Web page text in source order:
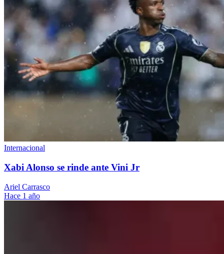
Internacional
Xabi Alonso se rinde ante Vini Jr
Ariel Carrasco
Hace 1 año